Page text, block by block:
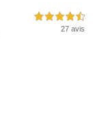
4,5 étoiles sur 5
27 avis